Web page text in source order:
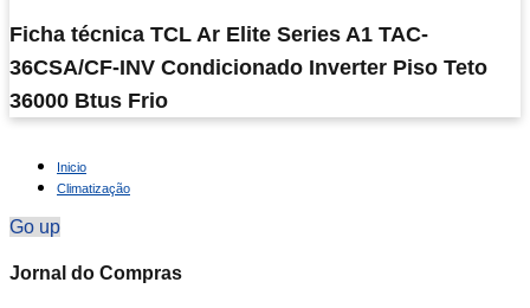
Ficha técnica TCL Ar Elite Series A1 TAC-
36CSA/CF-INV Condicionado Inverter Piso Teto
36000 Btus Frio
Inicio
Climatização
Go up
Jornal do Compras